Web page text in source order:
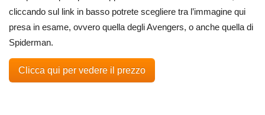
cliccando sul link in basso potrete scegliere tra l’immagine qui
presa in esame, ovvero quella degli Avengers, o anche quella di
Spiderman.
Clicca qui per vedere il prezzo